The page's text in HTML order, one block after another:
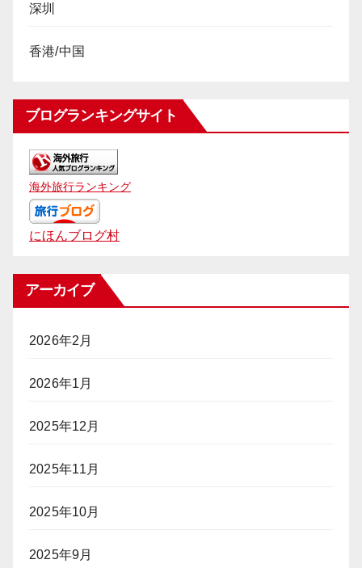
深圳
香港/中国
ブログランキングサイト
海外旅行ランキング
にほんブログ村
アーカイブ
2026年2月
2026年1月
2025年12月
2025年11月
2025年10月
2025年9月